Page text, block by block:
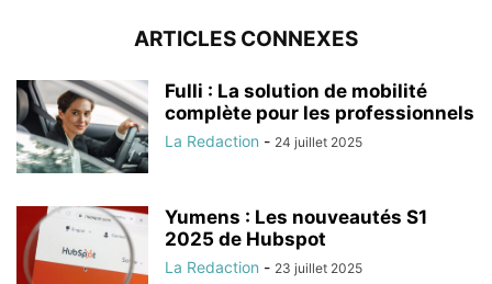
ARTICLES CONNEXES
Fulli : La solution de mobilité
complète pour les professionnels
La Redaction - 24 juillet 2025
Yumens : Les nouveautés S1
2025 de Hubspot
La Redaction - 23 juillet 2025